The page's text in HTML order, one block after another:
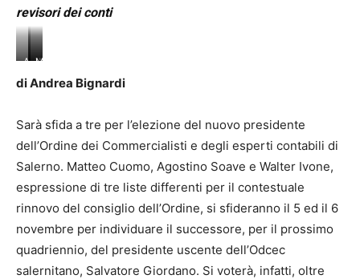
revisori dei conti
Agostino
Walter
Matteo
di Andrea Bignardi
Sarà sfida a tre per l’elezione del nuovo presidente
dell’Ordine dei Commercialisti e degli esperti contabili di
Salerno. Matteo Cuomo, Agostino Soave e Walter Ivone,
espressione di tre liste differenti per il contestuale
rinnovo del consiglio dell’Ordine, si sfideranno il 5 ed il 6
novembre per individuare il successore, per il prossimo
quadriennio, del presidente uscente dell’Odcec
salernitano, Salvatore Giordano. Si voterà, infatti, oltre